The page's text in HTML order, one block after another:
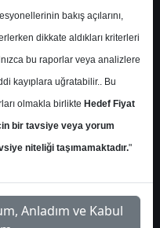
İndir
İlgili
Dosyayı İndir
bakış açılarını,
dikkate aldıkları kriterleri
bu raporlar veya analizlere
kayıplara uğratabilir.. Bu
olmakla birlikte Hedef Fiyat
bir tavsiye veya yorum
niteliği taşımamaktadır."
ve Kabul